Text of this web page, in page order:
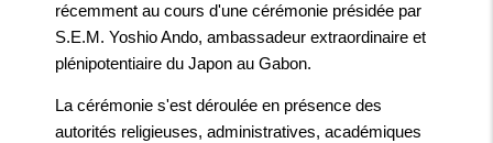
récemment au cours d'une cérémonie présidée par
S.E.M. Yoshio Ando, ambassadeur extraordinaire et
plénipotentiaire du Japon au Gabon.
La cérémonie s'est déroulée en présence des
autorités religieuses, administratives, académiques